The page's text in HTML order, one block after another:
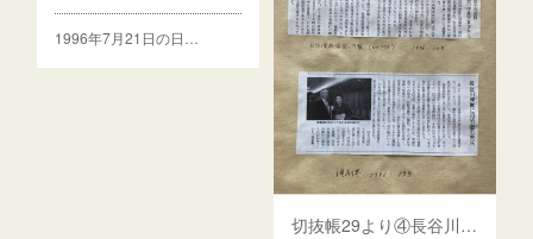
1996年7月21日の日…
切抜帳29より④長谷川伸賞など